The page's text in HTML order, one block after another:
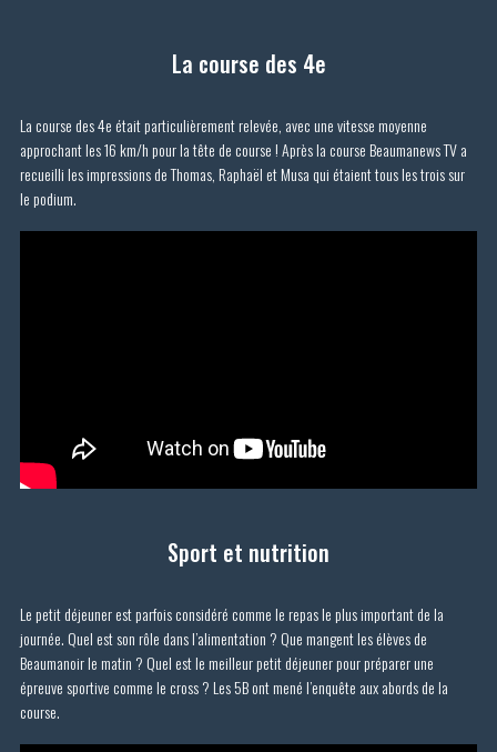
La course des 4e
La course des 4e était particulièrement relevée, avec une vitesse moyenne
approchant les 16 km/h pour la tête de course ! Après la course Beaumanews TV a
recueilli les impressions de Thomas, Raphaël et Musa qui étaient tous les trois sur
le podium.
Sport et nutrition
Le petit déjeuner est parfois considéré comme le repas le plus important de la
journée. Quel est son rôle dans l’alimentation ? Que mangent les élèves de
Beaumanoir le matin ? Quel est le meilleur petit déjeuner pour préparer une
épreuve sportive comme le cross ? Les 5B ont mené l’enquête aux abords de la
course.